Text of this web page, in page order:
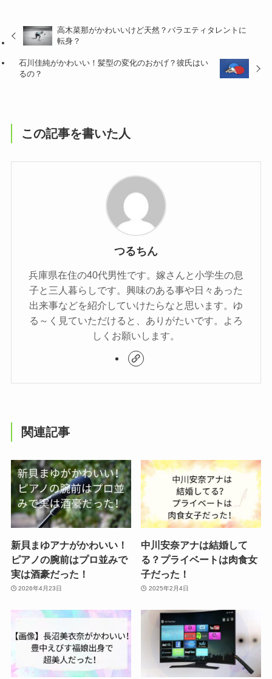
高木菜那がかわいいけど天然？バラエティタレントに
転身？
石川佳純がかわいい！髪型の変化のおかげ？彼氏はい
るの？
この記事を書いた人
つるちん
兵庫県在住の40代男性です。嫁さんと小学生の息
子と三人暮らしです。興味のある事や日々あった
出来事などを紹介していけたらなと思います。ゆ
る～く見ていただけると、ありがたいです。よろ
しくお願いします。
関連記事
新貝まゆアナがかわいい！
ピアノの腕前はプロ並みで
実は酒豪だった！
2026年4月23日
中川安奈アナは結婚して
る？プライベートは肉食女
子だった！
2025年2月4日